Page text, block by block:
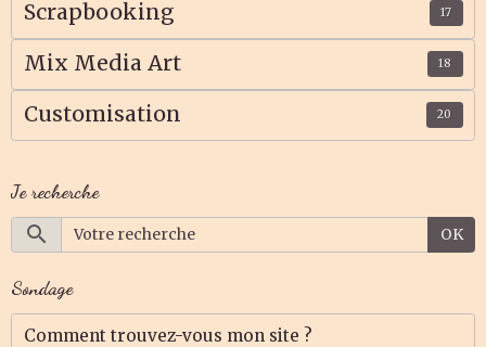
Scrapbooking 17
Mix Media Art 18
Customisation 20
Je recherche
OK
Sondage
Comment trouvez-vous mon site ?